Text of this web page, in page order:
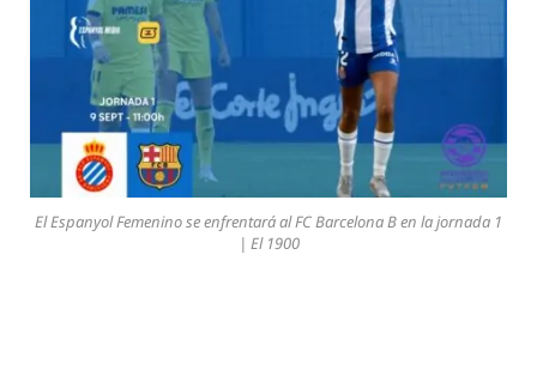
El Espanyol Femenino se enfrentará al FC Barcelona B en la jornada 1
| El 1900